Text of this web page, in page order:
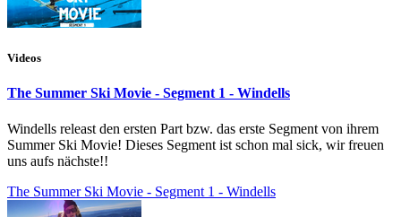
Videos
The Summer Ski Movie - Segment 1 - Windells
Windells releast den ersten Part bzw. das erste Segment von ihrem
Summer Ski Movie! Dieses Segment ist schon mal sick, wir freuen
uns aufs nächste!!
The Summer Ski Movie - Segment 1 - Windells